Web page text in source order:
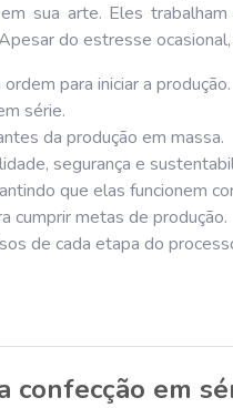
sua arte. Eles
do estresse
para iniciar a produção.
série.
da produção em massa.
segurança e
que elas funcionem
cumprir metas de produção.
de cada etapa do
confecção em